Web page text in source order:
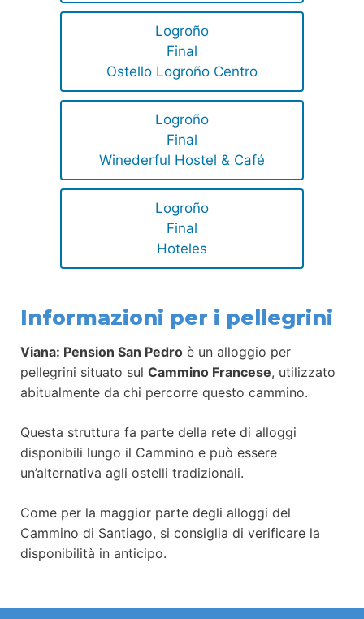
Logroño
Final
Ostello Logroño Centro
Logroño
Final
Winederful Hostel & Café
Logroño
Final
Hoteles
Informazioni per i pellegrini
Viana: Pension San Pedro è un alloggio per
pellegrini situato sul Cammino Francese, utilizzato
abitualmente da chi percorre questo cammino.
Questa struttura fa parte della rete di alloggi
disponibili lungo il Cammino e può essere
un’alternativa agli ostelli tradizionali.
Come per la maggior parte degli alloggi del
Cammino di Santiago, si consiglia di verificare la
disponibilità in anticipo.